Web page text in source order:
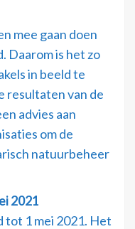
mee gaan doen
Daarom is het zo
in beeld te
resultaten van de
advies aan
om de
natuurbeheer
2021
tot 1 mei 2021. Het